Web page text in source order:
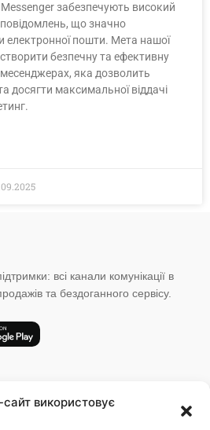
використовує
забезпечують високий
що значно
електронної пошти. Мета нашої
безпечну та ефективну
яка дозволить
досягти максимальної віддачі
всі канали комунікації в
та бездоганного сервісу.